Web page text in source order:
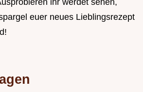
euer neues Lieblingsrezept